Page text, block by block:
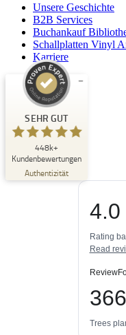
Unsere Geschichte
B2B Services
Buchankauf
Schallplatten Vinyl
Karriere
SEHR GUT
448k+
Kundenbewertungen
Authentizität
Kundenbewertungen und
SEHR GUT
4,84
/
5,00
Blick aufs ProvenExpert-
4.0
Rating
Read
366
Trees